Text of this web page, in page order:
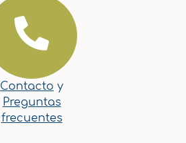
Contacto y
Preguntas
frecuentes